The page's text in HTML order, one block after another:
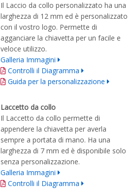
Il Laccio da collo personalizzato ha una
larghezza di 12 mm ed è personalizzato
con il vostro logo. Permette di
agganciare la chiavetta per un facile e
veloce utilizzo.
Galleria Immagini
Controlli il Diagramma
Guida per la personalizzazione
Laccetto da collo
Il Laccetto da collo permette di
appendere la chiavetta per averla
sempre a portata di mano. Ha una
larghezza di 7 mm ed è disponibile solo
senza personalizzazione.
Galleria Immagini
Controlli il Diagramma